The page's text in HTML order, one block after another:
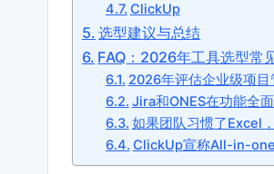
ClickUp
选型建议与总结
FAQ：2026年工具选型常
2026年评估企业级项
Jira和ONES在功能全
如果团队习惯了Excel
ClickUp宣称All-in-